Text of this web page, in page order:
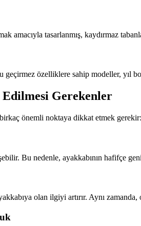
amacıyla tasarlanmış, kaydırmaz
geçirmez özelliklere sahip modeller, yıl
Gerekenler
önemli noktaya dikkat etmek gerekir:
Bu nedenle, ayakkabının hafifçe
olan ilgiyi artırır. Aynı zamanda,